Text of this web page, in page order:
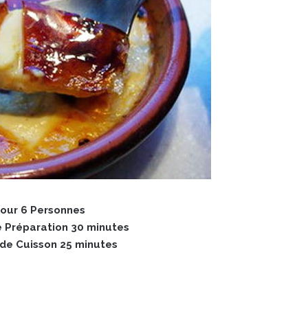
6 Personnes
Préparation 30 minutes
Cuisson 25 minutes